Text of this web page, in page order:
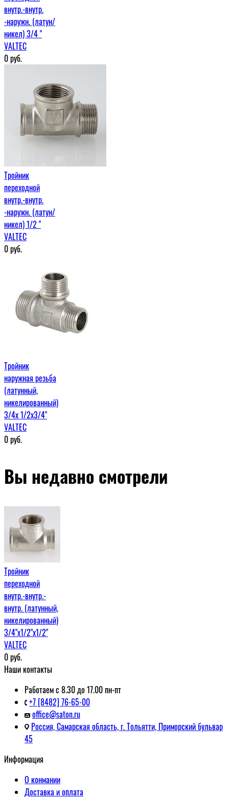
внутр.-внутр.
-наружн. (латун/
никел) 3/4 "
VALTEC
0руб.
Тройник
переходной
внутр.-внутр.
-наружн. (латун/
никел) 1/2 "
VALTEC
0руб.
Тройник
наружная резьба
(латунный,
никелированный)
3/4х 1/2х3/4"
VALTEC
0руб.
Вы недавно смотрели
Тройник
переходной
внутр.-внутр.-
внутр. (латунный,
никелированный)
3/4"x1/2"x1/2"
VALTEC
0руб.
Наши контакты
Работаем с 8.30 до 17.00 пн-пт
+7 [8482] 76-65-00
office@saton.ru
Россия, Самарская область, г. Тольятти, Приморский бульвар
45
Информация
О конмании
Доставка и оплата